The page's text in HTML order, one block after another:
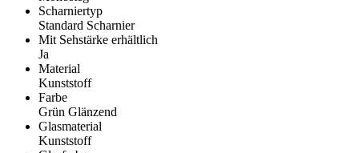
Scharniertyp
Standard Scharnier
Mit Sehstärke erhältlich
Ja
Material
Kunststoff
Farbe
Grün Glänzend
Glasmaterial
Kunststoff